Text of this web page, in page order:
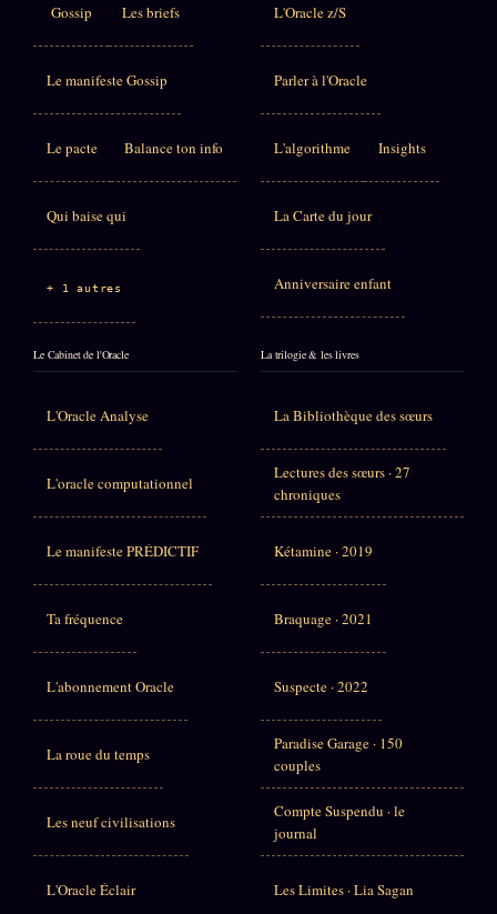
Gossip Les briefs
Le manifeste Gossip
Le pacte Balance ton info
Qui baise qui
+ 1 autres
L'Oracle z/S
Parler à l'Oracle
L'algorithme Insights
La Carte du jour
Anniversaire enfant
Le Cabinet de l'Oracle
L'Oracle Analyse
L'oracle computationnel
Le manifeste PRÉDICTIF
Ta fréquence
L'abonnement Oracle
La roue du temps
Les neuf civilisations
L'Oracle Éclair
La trilogie & les livres
La Bibliothèque des sœurs
Lectures des sœurs · 27
chroniques
Kétamine · 2019
Braquage · 2021
Suspecte · 2022
Paradise Garage · 150
couples
Compte Suspendu · le
journal
Les Limites · Lia Sagan